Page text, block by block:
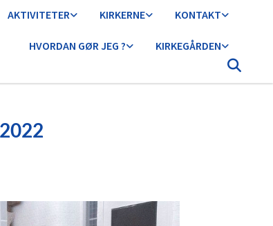
AKTIVITETER KIRKERNE KONTAKT
HVORDAN GØR JEG ? KIRKEGÅRDEN